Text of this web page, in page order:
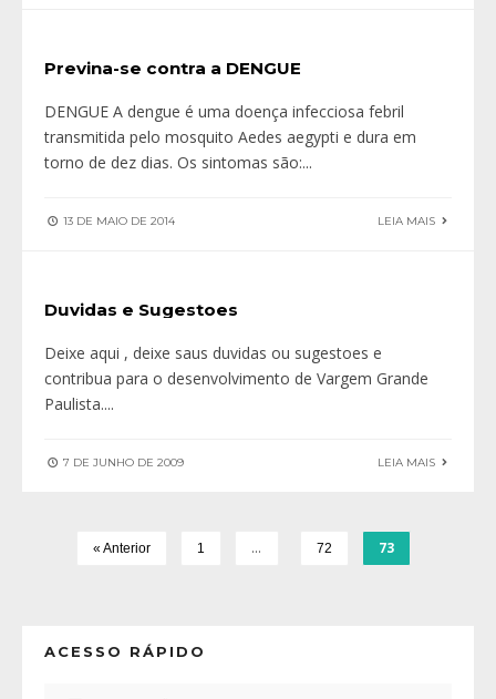
Previna-se contra a DENGUE
DENGUE A dengue é uma doença infecciosa febril
transmitida pelo mosquito Aedes aegypti e dura em
torno de dez dias. Os sintomas são:...
13 DE MAIO DE 2014 LEIA MAIS
Duvidas e Sugestoes
Deixe aqui , deixe saus duvidas ou sugestoes e
contribua para o desenvolvimento de Vargem Grande
Paulista....
7 DE JUNHO DE 2009 LEIA MAIS
« Anterior 1 … 72 73
ACESSO RÁPIDO